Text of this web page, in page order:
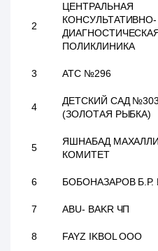
2
ЦЕНТРАЛЬНАЯ
КОНСУЛЬТАТИВНО-
ПОЛИКЛИНИКА
3 АТС №296
4
ДЕТСКИЙ САД №303
(ЗОЛОТАЯ РЫБКА)
5
ЯШНАБАД
КОМИТЕТ
6 БОБОНАЗАРОВ Б.Р.
7 ABU- BAKR ЧП
8 FAYZ IKBOL ООО